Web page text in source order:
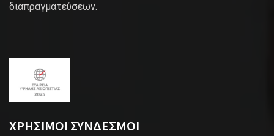
διαπραγματεύσεων.
ΧΡΗΣΙΜΟΙ ΣΥΝΔΕΣΜΟΙ